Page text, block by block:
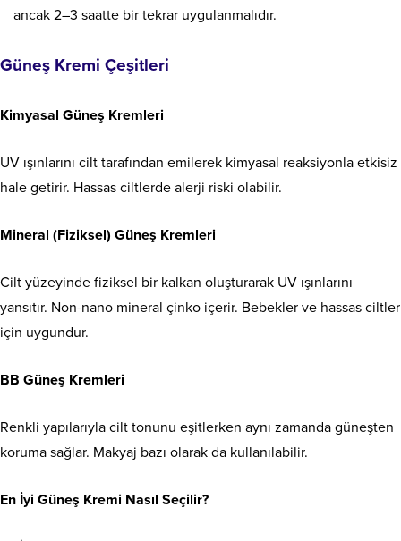
ancak 2–3 saatte bir tekrar uygulanmalıdır.
Güneş Kremi Çeşitleri
Kimyasal Güneş Kremleri
UV ışınlarını cilt tarafından emilerek kimyasal reaksiyonla etkisiz
hale getirir. Hassas ciltlerde alerji riski olabilir.
Mineral (Fiziksel) Güneş Kremleri
Cilt yüzeyinde fiziksel bir kalkan oluşturarak UV ışınlarını
yansıtır. Non-nano mineral çinko içerir. Bebekler ve hassas ciltler
için uygundur.
BB Güneş Kremleri
Renkli yapılarıyla cilt tonunu eşitlerken aynı zamanda güneşten
koruma sağlar. Makyaj bazı olarak da kullanılabilir.
En İyi Güneş Kremi Nasıl Seçilir?